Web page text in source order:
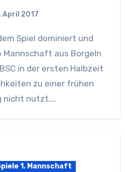
April 2017
Mannschaft aus Borgeln
in der ersten Halbzeit
zu einer frühen
nicht nutzt,…
1. Mannschaft